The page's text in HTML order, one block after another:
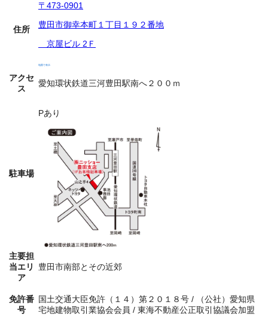
住所
〒473-0901
豊田市御幸本町１丁目１９２番地
京屋ビル 2Ｆ
地図で表示
アクセ
ス
愛知環状鉄道三河豊田駅南へ２００ｍ
駐車場
Pあり
主要担
当エリ
ア
豊田市南部とその近郊
免許番
号
国土交通大臣免許（１４）第２０１８号 / （公社）愛知県
宅地建物取引業協会会員 / 東海不動産公正取引協議会加盟